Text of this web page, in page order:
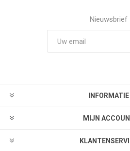
Nieuwsbrief
INFORMATIE
MIJN